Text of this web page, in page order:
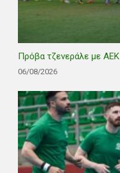
Πρόβα τζενεράλε με ΑΕΚ
06/08/2026